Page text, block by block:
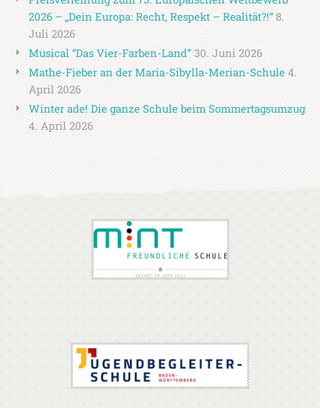
2026 – „Dein Europa: Recht, Respekt – Realität?!“ 8.
Juli 2026
Musical “Das Vier-Farben-Land” 30. Juni 2026
Mathe-Fieber an der Maria-Sibylla-Merian-Schule 4.
April 2026
Winter ade! Die ganze Schule beim Sommertagsumzug
4. April 2026